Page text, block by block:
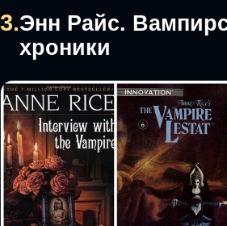
3.Энн Райс.
хроники